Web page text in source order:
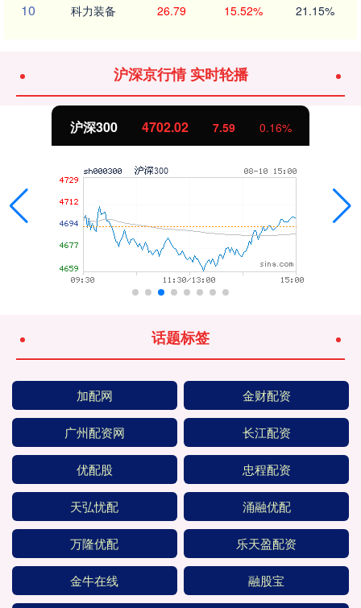
10 科力装备 26.79 15.52% 21.15%
沪深京行情 实时轮播
沪深300 4702.02 7.59 0.16%
话题标签
加配网 金财配资
广州配资网 长江配资
优配股 忠程配资
天弘忧配 涌融优配
万隆优配 乐天盈配资
金牛在线 融股宝